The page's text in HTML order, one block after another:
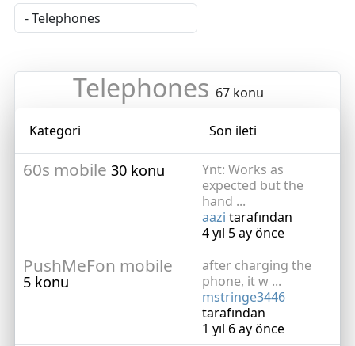
Telephones 67 konu
Kategori Son ileti
60s mobile 30 konu
Ynt: Works as
expected but the
hand ...
aazi tarafından
4 yıl 5 ay önce
PushMeFon mobile
5 konu
after charging the
phone, it w ...
mstringe3446
tarafından
1 yıl 6 ay önce